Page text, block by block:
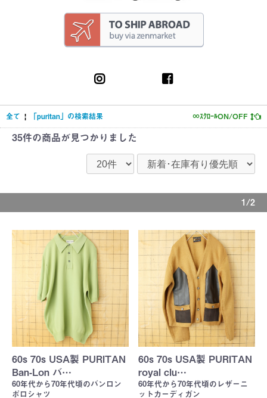
全て | 「puritan」の検索結果 ∞ｽｸﾛｰﾙON/OFF
35件の商品が見つかりました
1/2
60s 70s USA製 PURITAN
Ban-Lon バ…
60年代から70年代頃のバンロン
ポロシャツ
60s 70s USA製 PURITAN
royal clu…
60年代から70年代頃のレザーニ
ットカーディガン